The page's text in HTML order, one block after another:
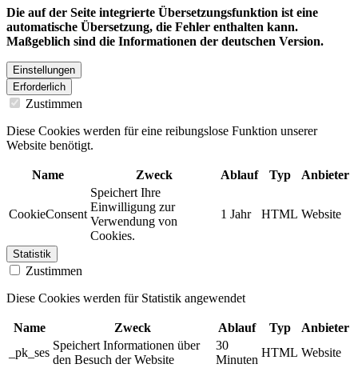
Die auf der Seite integrierte Übersetzungsfunktion ist eine
automatische Übersetzung, die Fehler enthalten kann.
Maßgeblich sind die Informationen der deutschen Version.
Einstellungen
Erforderlich
Zustimmen
Diese Cookies werden für eine reibungslose Funktion unserer
Website benötigt.
Name Zweck Ablauf Typ Anbieter
CookieConsent
Speichert Ihre
Einwilligung zur
Verwendung von
Cookies.
1 Jahr HTML Website
Statistik
Zustimmen
Diese Cookies werden für Statistik angewendet
Name Zweck Ablauf Typ
Anbieter
_pk_ses
Speichert Informationen über
den Besuch der Website
30
Minuten
HTML Website